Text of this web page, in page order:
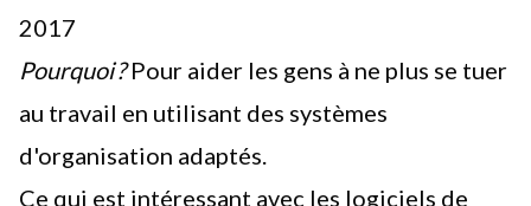
2017
Pourquoi ?Pour aider les gens à ne plus se tuer
au travail en utilisant des systèmes
d'organisation adaptés.
Ce qui est intéressant avec les logiciels de